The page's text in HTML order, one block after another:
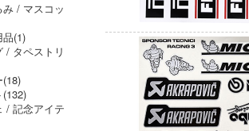
/ マスコッ
(1)
/ タペストリ
/ 記念アイテ